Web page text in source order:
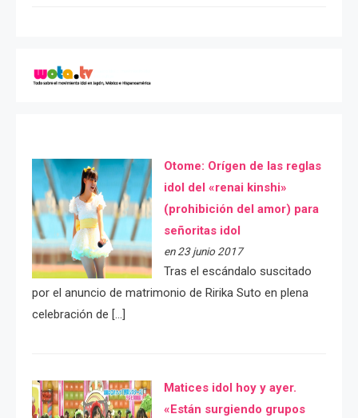
Otome: Orígen de las reglas
idol del «renai kinshi»
(prohibición del amor) para
señoritas idol
en 23 junio 2017
Tras el escándalo suscitado
por el anuncio de matrimonio de Ririka Suto en plena
celebración de […]
Matices idol hoy y ayer.
«Están surgiendo grupos